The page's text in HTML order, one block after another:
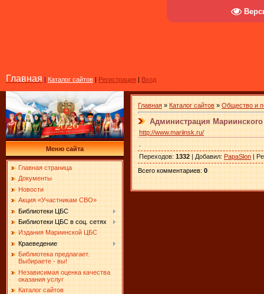
Главная | Каталог сайтов | Регистрация | Вход
Меню сайта
Главная страница
Документы
Новости
Акция «Участникам СВО»
Библиотеки ЦБС
Библиотеки ЦБС в соц. сетях
Издания Мариинской ЦБС
Краеведение
Библиотека предлагает.
Выбираете - вы!
Независимая оценка качества
оказания услуг
Каталог сайтов
Главная » Каталог сайтов » Общество и
Администрация
http://www.mariinsk.ru/
Переходов: 1332 | Добавил: PapaSlon |
Всего комментариев: 0